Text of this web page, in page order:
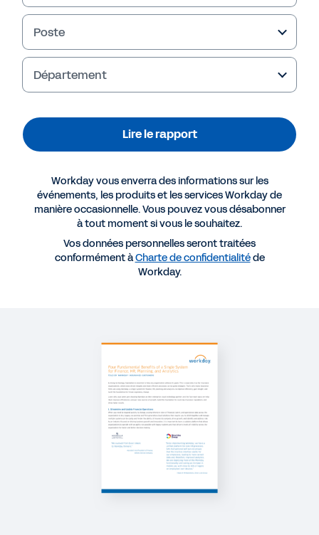
Plus de ressources
Témoignages clients : Les 4 avantages
fondamentaux d'un système unifié pour la
Finance, les RH, la Planification et l'Analytics
3 changements pour développer votre société de
services professionnels
Pourquoi le secteur bancaire doit adopter une
approche globale de l'innovation
Poste
Département
Lire le rapport
Workday vous enverra des informations sur les
événements, les produits et les services Workday de
manière occasionnelle. Vous pouvez vous désabonner
à tout moment si vous le souhaitez.
Vos données personnelles seront traitées
conformément àCharte de confidentialitéde
Workday.